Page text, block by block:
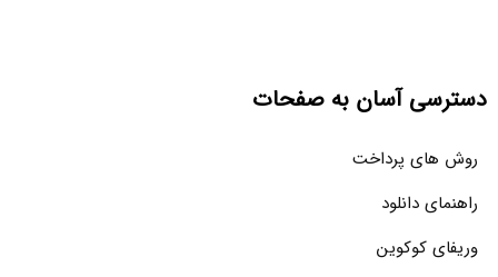
دسترسی آسان به صفحات
روش های پرداخت
راهنمای دانلود
وریفای کوکوین